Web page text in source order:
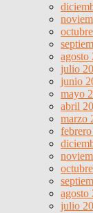
agosto
julio
junio
mayo
abril
marzo
agosto
julio